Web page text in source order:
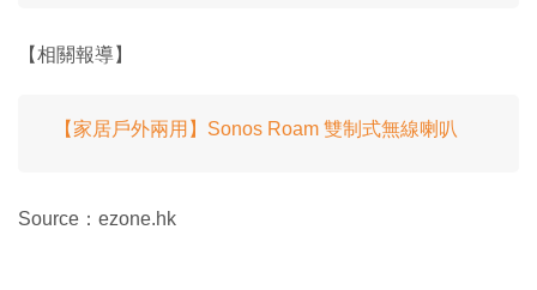
【相關報導】
【家居戶外兩用】Sonos Roam 雙制式無線喇叭
Source：ezone.hk